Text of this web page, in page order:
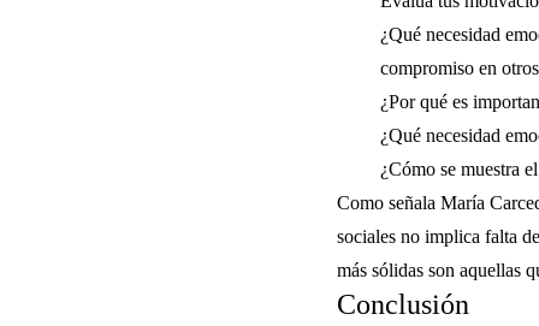
¿Qué necesidad
compromiso en
¿Por qué es
¿Qué necesidad
¿Cómo se muestra
Como señala María
sociales no implica falta
más sólidas son aquellas
Conclusión